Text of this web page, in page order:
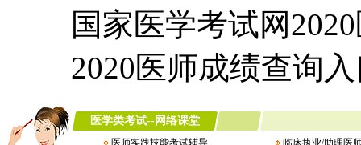
国家医学考试网
2020医师成绩查询